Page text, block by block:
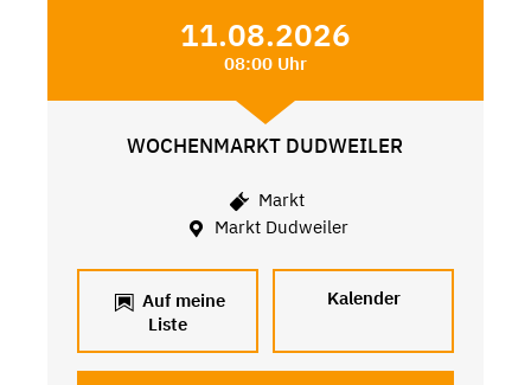
11.08.2026
08:00 Uhr
WOCHENMARKT DUDWEILER
Markt
Markt Dudweiler
Auf meine
Liste
Kalender